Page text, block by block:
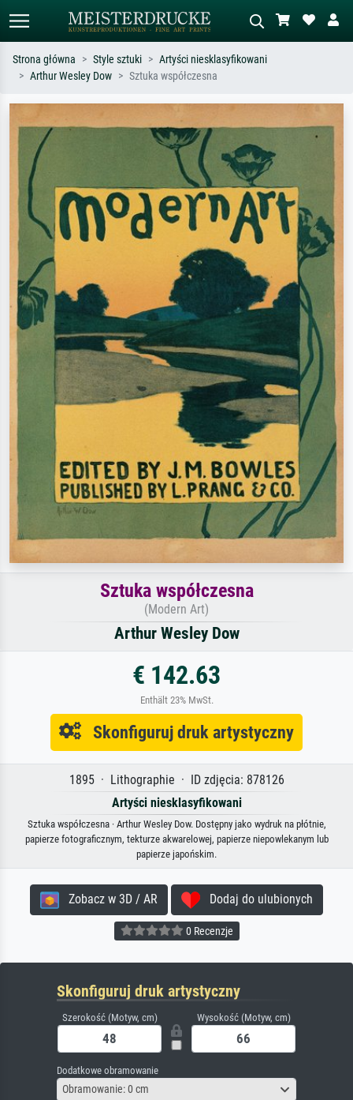
Szukaj wg artysty, tytułu lub stylu – np.
Monet, Gwiaździsta noc,
impresjonizm, fala Hokusaia, akt.
abstrakcja z czerwienią, ciemny olej,
stojący akt obok drzewa.
Strona główna Style sztuki
Artyści niesklasyfikowani
Arthur Wesley Dow
Sztuka współczesna
Sztuka współczesna
(Modern Art)
Arthur Wesley Dow
€ 142.63
Enthält 23% MwSt.
Skonfiguruj druk artystyczny
1895 · Lithographie · ID zdjęcia: 878126
Artyści niesklasyfikowani
Sztuka współczesna · Arthur Wesley Dow. Dostępny jako wydruk na płótnie,
papierze fotograficznym, tekturze akwarelowej, papierze niepowlekanym lub
papierze japońskim.
Zobacz w 3D / AR Dodaj do ulubionych
0 Recenzje
Skonfiguruj druk artystyczny
Szerokość (Motyw, cm) Wysokość (Motyw, cm)
Dodatkowe obramowanie
Obramowanie: 0 cm